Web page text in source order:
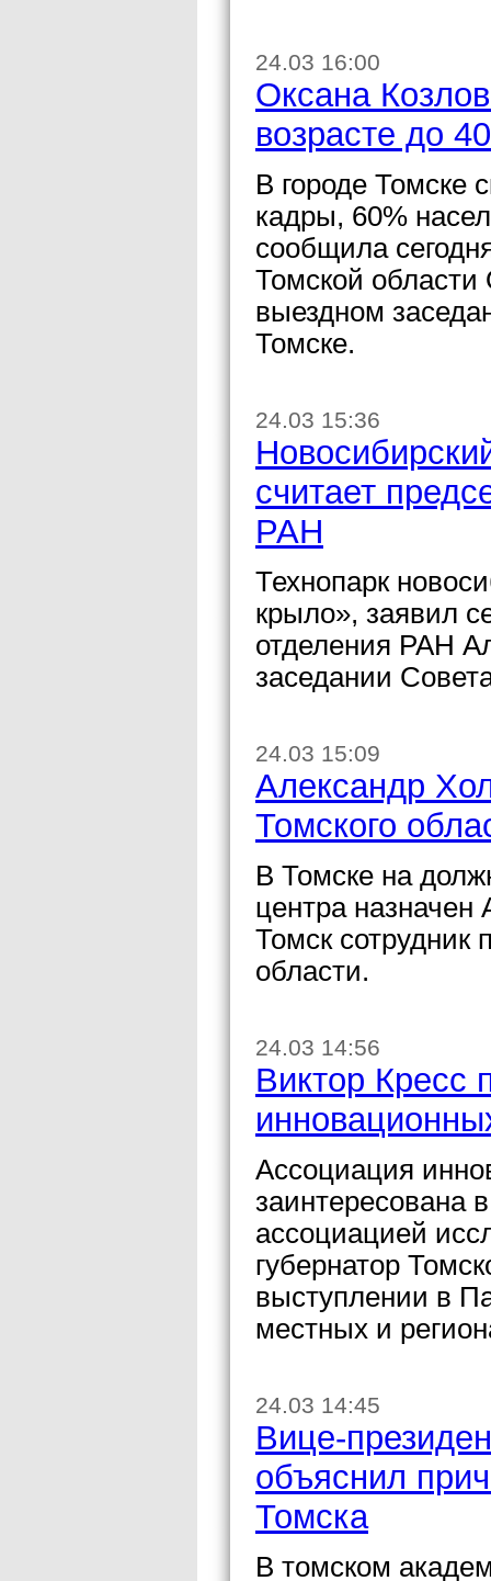
24.03 16:00
Оксана
возрасте до
В городе Томске
кадры, 60%
сообщила
Томской области
выездном
Томске.
24.03 15:36
считает
РАН
Технопарк
крыло», заявил
отделения РАН
заседании
24.03 15:09
Александр
Томского
В Томске на
центра
Томск
области.
24.03 14:56
Виктор Кресс
Ассоциация
заинтересована
ассоциацией
губернатор
выступлении в
местных и
24.03 14:45
Вице-
объяснил
Томска
В томском